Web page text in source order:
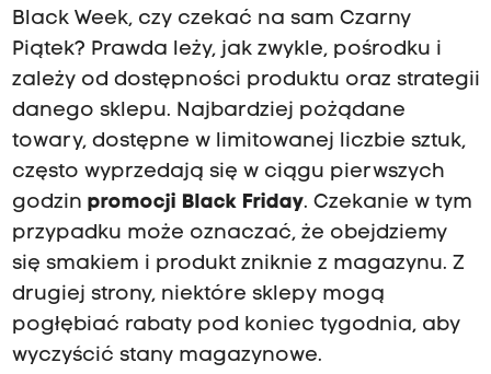
Black Week, czy czekać na sam Czarny
Piątek? Prawda leży, jak zwykle, pośrodku i
zależy od dostępności produktu oraz strategii
danego sklepu. Najbardziej pożądane
towary, dostępne w limitowanej liczbie sztuk,
często wyprzedają się w ciągu pierwszych
godzin promocji Black Friday. Czekanie w tym
przypadku może oznaczać, że obejdziemy
się smakiem i produkt zniknie z magazynu. Z
drugiej strony, niektóre sklepy mogą
pogłębiać rabaty pod koniec tygodnia, aby
wyczyścić stany magazynowe.